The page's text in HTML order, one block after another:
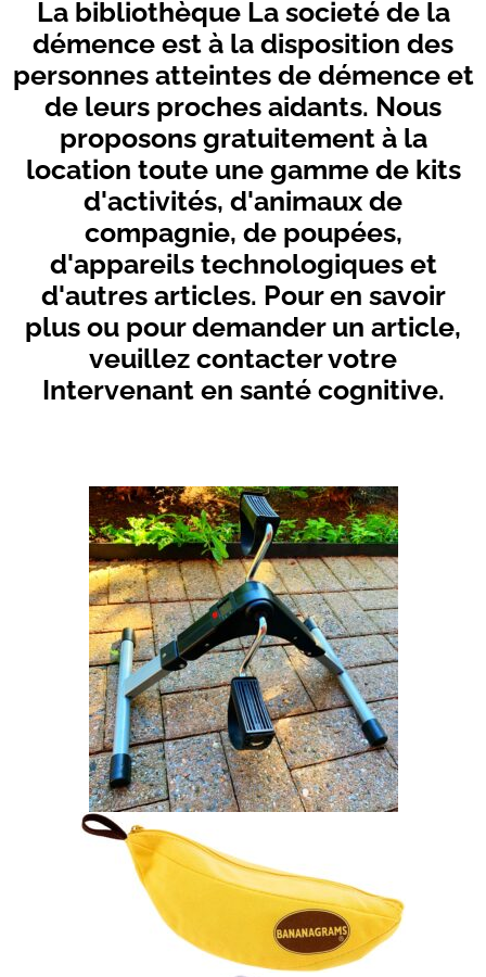
La bibliothèque La societé de la
démence est à la disposition des
personnes atteintes de démence et
de leurs proches aidants. Nous
proposons gratuitement à la
location toute une gamme de kits
d'activités, d'animaux de
compagnie, de poupées,
d'appareils technologiques et
d'autres articles. Pour en savoir
plus ou pour demander un article,
veuillez contacter votre
Intervenant en santé cognitive.